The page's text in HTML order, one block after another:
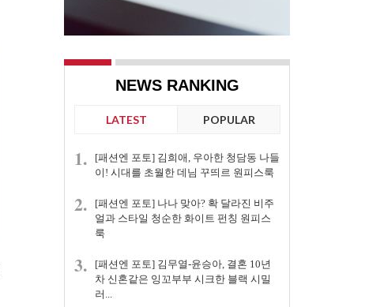
NEWS RANKING
LATEST POPULAR
1.
[패션엔 포토] 김희애, 우아한 청담동 나들
이! 시대를 초월한 데님 꾸띄르 원피스룩
2.
[패션엔 포토] 나나 맞아? 확 달라진 비주
얼과 스타일 청순한 화이트 펀칭 원피스
룩
3.
[패션엔 포토] 김무열-윤승아, 결혼 10년
차 신혼같은 잉꼬부부 시크한 블랙 시밀
러...